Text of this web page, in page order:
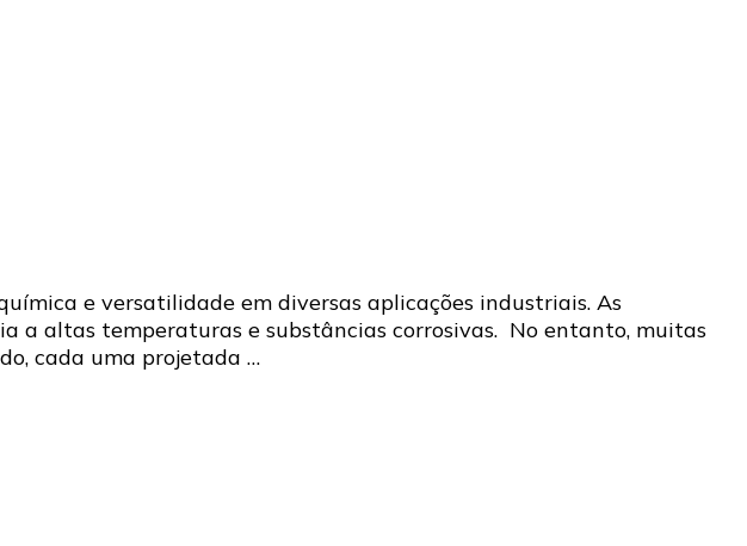
e versatilidade em diversas aplicações industriais. As
a altas temperaturas e substâncias corrosivas. No entanto, muitas
cada uma projetada …